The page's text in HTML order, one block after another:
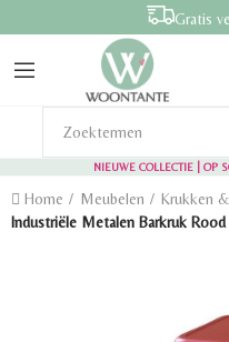
Gratis
NIEUWE COLLECTIE | OP
Home Meubelen
Krukken
Industriële Metalen Barkruk Rood